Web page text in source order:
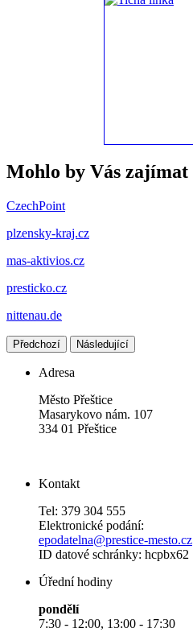
Mohlo by Vás zajímat
CzechPoint
plzensky-kraj.cz
mas-aktivios.cz
presticko.cz
nittenau.de
Předchozí Následující
Adresa
Město Přeštice
Masarykovo nám. 107
334 01 Přeštice
Kontakt
Tel: 379 304 555
Elektronické podání:
epodatelna@prestice-mesto.cz
ID datové schránky: hcpbx62
Úřední hodiny
pondělí
7:30 - 12:00, 13:00 - 17:30